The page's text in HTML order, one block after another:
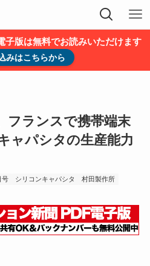
子版は無料でお読みいただけます
みはこちらから
フランスで携帯端末
ャパシタの生産能力
号 シリコンキャパシタ 村田製作所